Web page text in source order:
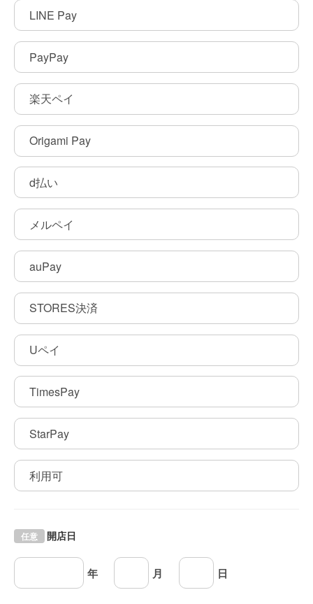
LINE Pay
PayPay
楽天ペイ
Origami Pay
d払い
メルペイ
auPay
STORES決済
Uペイ
TimesPay
StarPay
利用可
開店日
任意
年 月 日